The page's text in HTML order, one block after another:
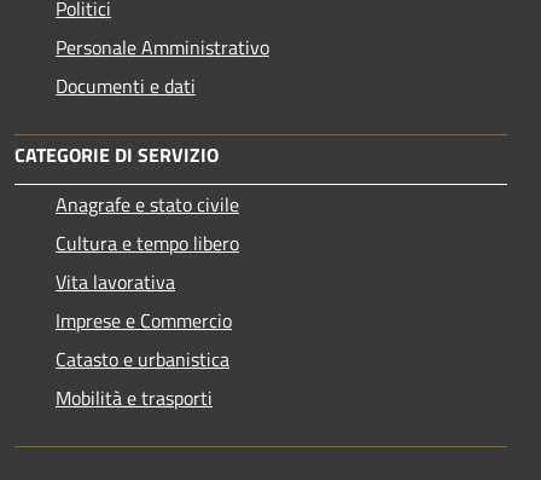
Politici
Personale Amministrativo
Documenti e dati
CATEGORIE DI SERVIZIO
Anagrafe e stato civile
Cultura e tempo libero
Vita lavorativa
Imprese e Commercio
Catasto e urbanistica
Mobilità e trasporti